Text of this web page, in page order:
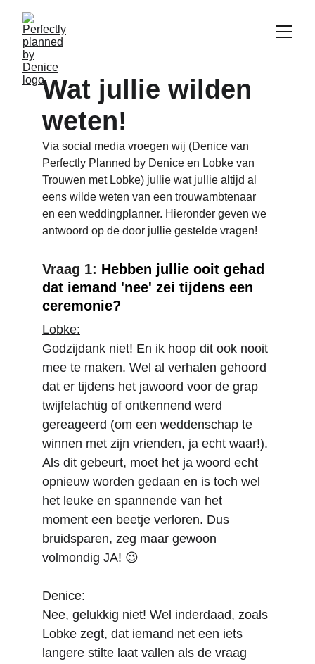
Wat jullie wilden
weten!
Via social media vroegen wij (Denice van
Perfectly Planned by Denice en Lobke van
Trouwen met Lobke) jullie wat jullie altijd al
eens wilde weten van een trouwambtenaar
en een weddingplanner. Hieronder geven we
antwoord op de door jullie gestelde vragen!
Vraag 1: Hebben jullie ooit gehad
dat iemand 'nee' zei tijdens een
ceremonie?
Lobke:
Godzijdank niet! En ik hoop dit ook nooit
mee te maken. Wel al verhalen gehoord
dat er tijdens het jawoord voor de grap
twijfelachtig of ontkennend werd
gereageerd (om een weddenschap te
winnen met zijn vrienden, ja echt waar!).
Als dit gebeurt, moet het ja woord echt
opnieuw worden gedaan en is toch wel
het leuke en spannende van het
moment een beetje verloren. Dus
bruidsparen, zeg maar gewoon
volmondig JA! 😉
Denice:
Nee, gelukkig niet! Wel inderdaad, zoals
Lobke zegt, dat iemand net een iets
langere stilte laat vallen als de vraag